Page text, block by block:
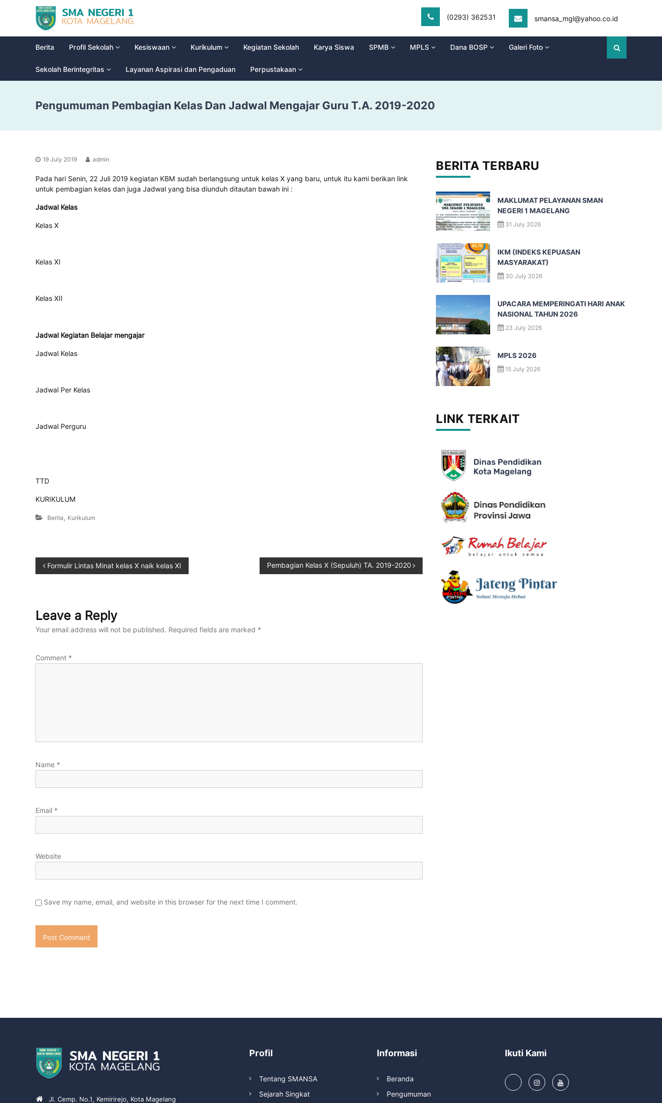
A
N
g
e
i
M
l
a
i
o
l
i
o
l
(0293) 362531 smansa_mgl@yahoo.co.id
Berita Profil Sekolah Kesiswaan Kurikulum Kegiatan Sekolah Karya Siswa SPMB MPLS Dana BOSP Galeri Foto
Sekolah Berintegritas Layanan Aspirasi dan Pengaduan Perpustakaan
Pengumuman Pembagian Kelas Dan Jadwal Mengajar Guru T.A. 2019-2020
19 July 2019 admin
Pada hari Senin, 22 Juli 2019 kegiatan KBM sudah berlangsung untuk kelas X yang baru, untuk itu kami berikan link
untuk pembagian kelas dan juga Jadwal yang bisa diunduh ditautan bawah ini :
Jadwal Kelas
Kelas X
Kelas XI
Kelas XII
Jadwal Kegiatan Belajar mengajar
Jadwal Kelas
Jadwal Per Kelas
Jadwal Perguru
TTD
KURIKULUM
Berita, Kurikulum
Formulir Lintas Minat kelas X naik kelas XI Pembagian Kelas X (Sepuluh) TA. 2019-2020
Leave a Reply
Your email address will not be published. Required fields are marked *
Comment *
Name *
Email *
Website
Save my name, email, and website in this browser for the next time I comment.
BERITA TERBARU
MAKLUMAT PELAYANAN SMAN
NEGERI 1 MAGELANG
31 July 2026
IKM (INDEKS KEPUASAN
MASYARAKAT)
30 July 2026
UPACARA MEMPERINGATI HARI ANAK
NASIONAL TAHUN 2026
23 July 2026
MPLS 2026
15 July 2026
LINK TERKAIT
Jl. Cemp. No.1, Kemirirejo, Kota Magelang
Profil
Tentang SMANSA
Sejarah Singkat
Informasi
Beranda
Pengumuman
Ikuti Kami